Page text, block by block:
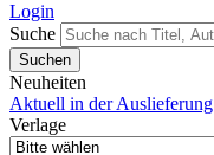
Login
Suche
Neuheiten
Aktuell in der Auslieferung
Verlage